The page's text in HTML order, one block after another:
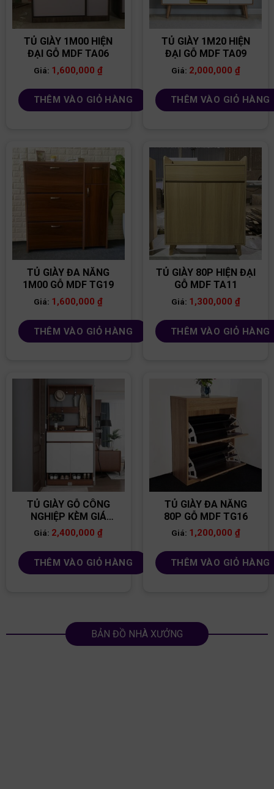
TỦ GIÀY 1M00 HIỆN
ĐẠI GỖ MDF TA06
Giá: 1,600,000₫
THÊM VÀO GIỎ HÀNG
TỦ GIÀY 1M20 HIỆN
ĐẠI GỖ MDF TA09
Giá: 2,000,000 ₫
THÊM VÀO GIỎ HÀNG
TỦ GIÀY ĐA NĂNG
1M00 GỖ MDF TG19
Giá: 1,600,000₫
THÊM VÀO GIỎ HÀNG
TỦ GIÀY 80P HIỆN ĐẠI
GỖ MDF TA11
Giá: 1,300,000 ₫
THÊM VÀO GIỎ HÀNG
TỦ GIÀY GỖ CÔNG
NGHIỆP KÈM GIÁ
TREO TG25
Giá: 2,400,000₫
THÊM VÀO GIỎ HÀNG
TỦ GIÀY ĐA NĂNG
80P GỖ MDF TG16
Giá: 1,200,000 ₫
THÊM VÀO GIỎ HÀNG
BẢN ĐỒ NHÀ XƯỞNG